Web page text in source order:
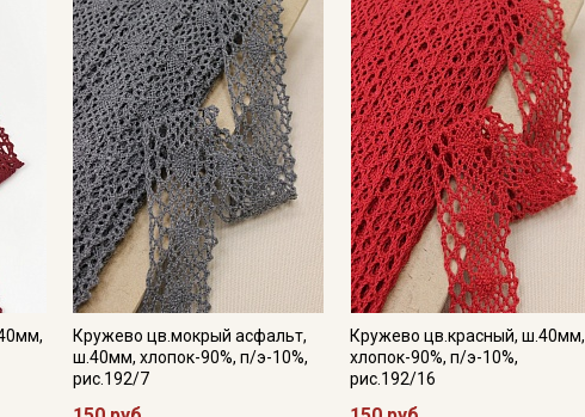
Кружево цв.мокрый асфальт,
ш.40мм, хлопок-90%, п/э-10%,
рис.192/7
Кружево цв.красный, ш.40мм,
хлопок-90%, п/э-10%,
рис.192/16
почта
Подписаться
Ознакомлен(а) сПолитикой обработки персональных
и даюСогласие на обработку персональных
информационных рассылок